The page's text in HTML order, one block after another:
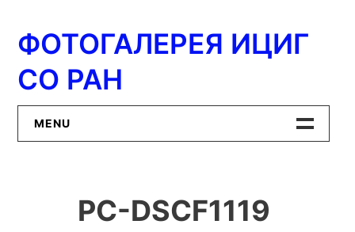
содержимому
ФОТОГАЛЕРЕЯ ИЦИГ
СО РАН
MENU
ИЦиГ СО РАН
PC-DSCF1119